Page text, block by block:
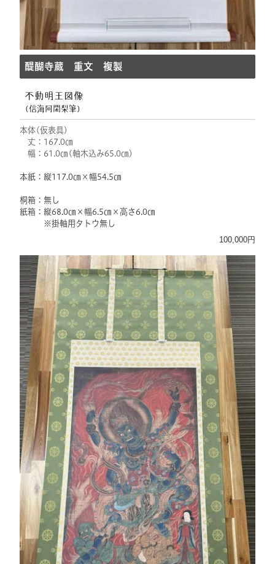
醍醐寺蔵 重文 複製
不動明王図像
(信海阿闍梨筆)
本体(仮表具)
丈：167.0㎝
幅：61.0㎝(軸木込み65.0㎝)
本紙：縦117.0㎝×幅54.5㎝
桐箱：無し
紙箱：縦68.0㎝×幅6.5㎝×高さ6.0㎝
※掛軸用タトウ無し
100,000円